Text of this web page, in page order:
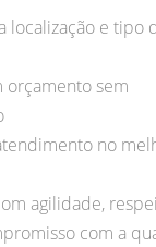
localização e tipo
orçamento sem
no
agilidade,
com a